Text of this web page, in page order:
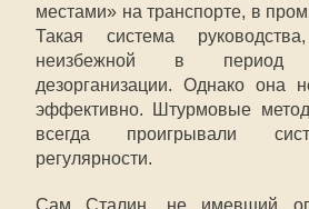
местами» на транспорте, в
Такая система
неизбежной в период
дезорганизации. Однако она
эффективно. Штурмовые
всегда проигрывали
регулярности.
Сам Сталин, не имевший